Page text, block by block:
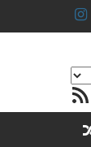
خلاصة RSS